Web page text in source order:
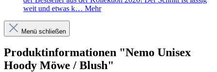
weit und etwas k… Mehr
Menü schließen
Produktinformationen "Nemo Unisex
Hoody Möwe / Blush"